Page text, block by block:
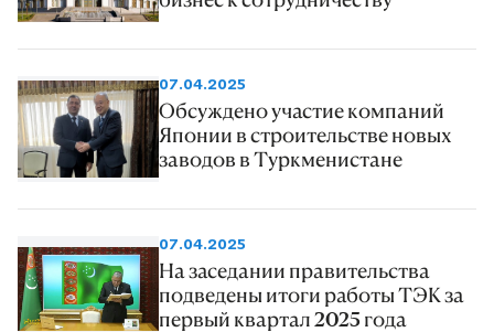
07.04.2025
Обсуждено участие компаний
Японии в строительстве новых
заводов в Туркменистане
07.04.2025
На заседании правительства
подведены итоги работы ТЭК за
первый квартал 2025 года